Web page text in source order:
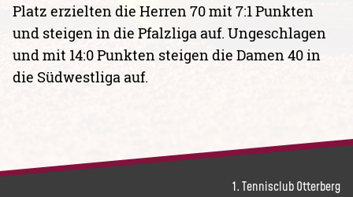
Platz erzielten die Herren 70 mit 7:1 Punkten
und steigen in die Pfalzliga auf. Ungeschlagen
und mit 14:0 Punkten steigen die Damen 40 in
die Südwestliga auf.
1. Tennisclub Otterberg